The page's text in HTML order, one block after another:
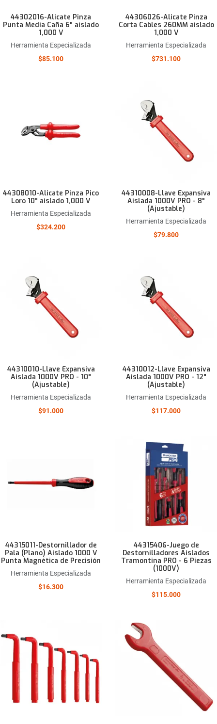
44302016-Alicate Pinza
Punta Media Caña 6" aislado
1,000 V
Herramienta Especializada
$85.100
44306026-Alicate Pinza
Corta Cables 260MM aislado
1,000 V
Herramienta Especializada
$731.100
Comparar este producto
44308010-Alicate Pinza Pico
Loro 10" aislado 1,000 V
Herramienta Especializada
$324.200
44310008-Llave Expansiva
Aislada 1000V PRO - 8"
(Ajustable)
Herramienta Especializada
$79.800
Comparar este producto
44310010-Llave Expansiva
Aislada 1000V PRO - 10"
(Ajustable)
Herramienta Especializada
$91.000
44310012-Llave Expansiva
Aislada 1000V PRO - 12"
(Ajustable)
Herramienta Especializada
$117.000
Añadir a la lista de deseos
Comparar este producto
44315011-Destornillador de
Pala (Plano) Aislado 1000 V
Punta Magnética de Precisión
Herramienta Especializada
$16.300
44315406-Juego de
Destornilladores Aislados
Tramontina PRO - 6 Piezas
(1000V)
Herramienta Especializada
$115.000
Añadir a la lista de deseos
Comparar este producto